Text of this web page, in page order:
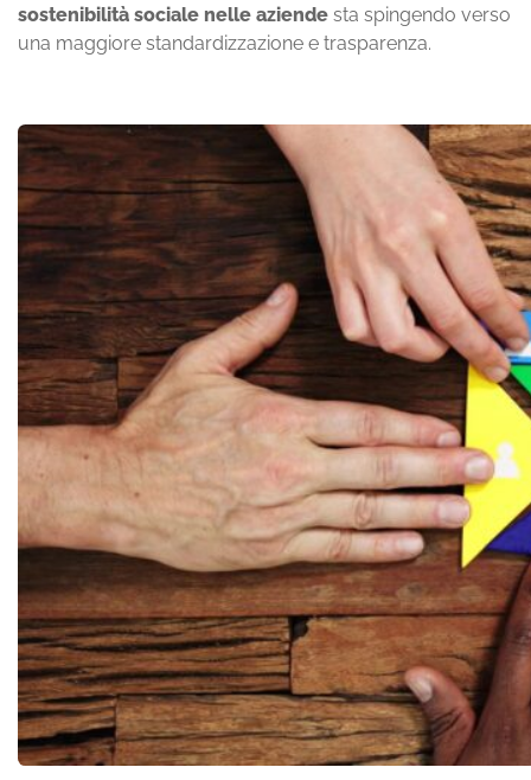
sostenibilità sociale nelle aziende sta spingendo verso
una maggiore standardizzazione e trasparenza.